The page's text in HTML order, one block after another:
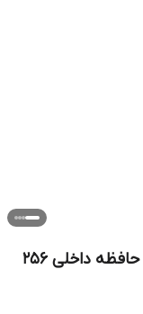
گوشی موبایل آنر X7C رم 8 گیگ رام و حافظه داخلی 256